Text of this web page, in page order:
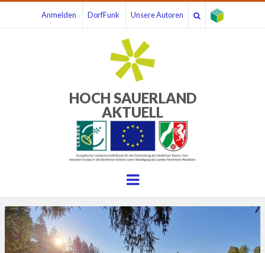
Anmelden DorfFunk Unsere Autoren
HOCH SAUERLAND
AKTUELL
Menu